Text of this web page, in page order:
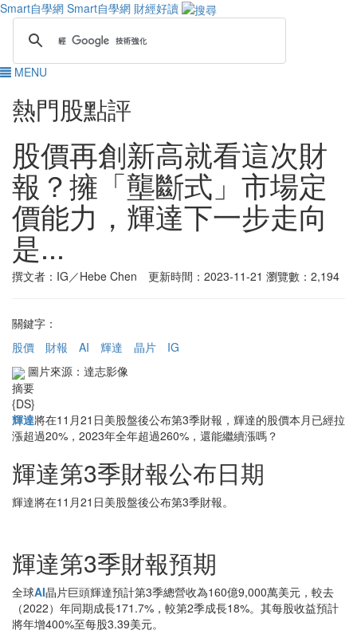
Smart自學網 Smart自學網 財經好讀
MENU
熱門股點評
股價再創新高就看這次財
報？擁「壟斷式」市場定
價能力，輝達下一步走向
是...
撰文者：IG／Hebe Chen 更新時間：2023-11-21 瀏覽數：2,194
關鍵字：
股價
財報 AI 輝達 晶片
IG
圖片來源：達志影像
摘要
{DS}
輝達將在11月21日美股盤後公布第3季財報，輝達的股價本月已經拉
漲超過20%，2023年全年超過260%，還能繼續漲嗎？
輝達第3季財報公布日期
輝達將在11月21日美股盤後公布第3季財報。
輝達第3季財報預期
全球AI晶片巨頭輝達預計第3季總營收為160億9,000萬美元，較去
（2022）年同期成長171.7%，較第2季成長18%。其每股收益預計
將年增400%至每股3.39美元。